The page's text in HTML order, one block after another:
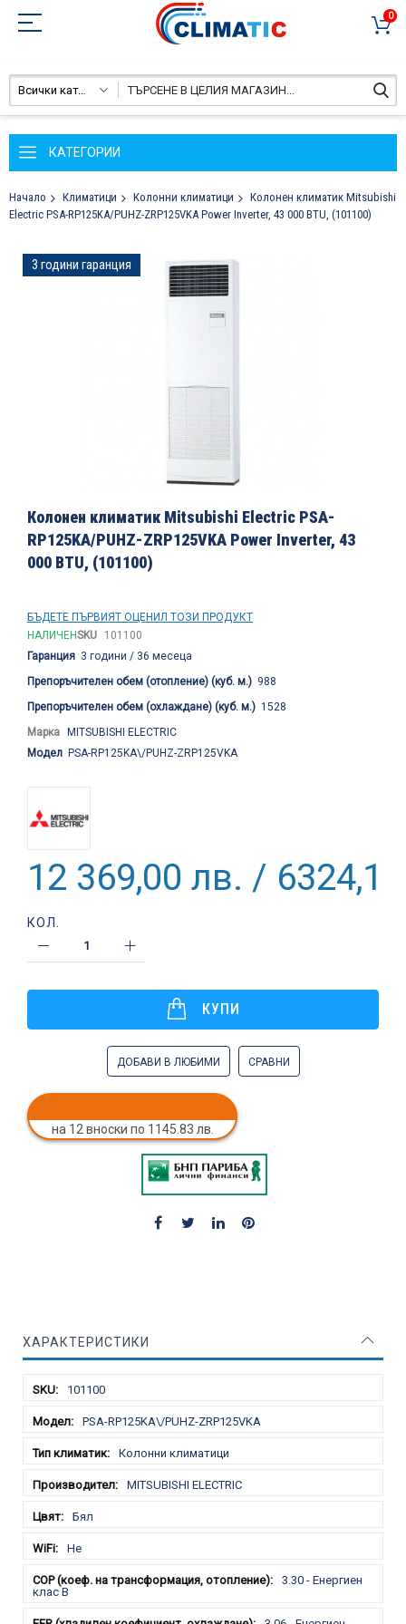
0
Всички категории
КАТЕГОРИИ
Начало Климатици Колонни климатици
Колонен климатик Mitsubishi
Electric PSA-RP125KA/PUHZ-ZRP125VKA Power Inverter, 43 000 BTU, (101100)
Преминете
към
3 години гаранция
към
на
галерия
Колонен климатик Mitsubishi Electric PSA-
RP125KA/PUHZ-ZRP125VKA Power Inverter, 43
000 BTU, (101100)
БЪДЕТЕ ПЪРВИЯТ ОЦЕНИЛ ТОЗИ ПРОДУКТ
НАЛИЧЕНSKU
101100
Гаранция 3 години / 36 месеца
Препоръчителен обем (отопление) (куб. м.) 988
Препоръчителен обем (охлаждане) (куб. м.) 1528
Марка MITSUBISHI ELECTRIC
Модел PSA-RP125KA\/PUHZ-ZRP125VKA
12 369,00 лв. /
КОЛ.
КУПИ
ДОБАВИ В ЛЮБИМИ СРАВНИ
на 12 вноски по 1145.83 лв.
ХАРАКТЕРИСТИКИ
101100
PSA-RP125KA\/PUHZ-ZRP125VKA
Колонни климатици
MITSUBISHI ELECTRIC
Бял
Не
3.30 - Енергиен
клас B